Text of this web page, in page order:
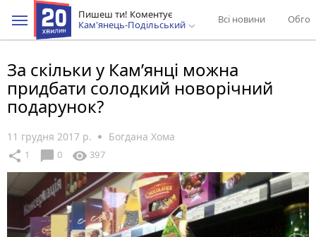
Пишеш ти! Коментує
Кам'янець-Подільський
Всі новини
За скільки у Кам’янці можна
придбати солодкий новорічний
подарунок?
11 грудня 2017 р. Богдана Хома
share 1 chat_bubble 0 visibility 397